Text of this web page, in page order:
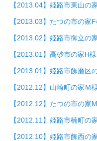
【2013.04】姫路市東山の
【2013.03】たつの市の家
【2013.02】姫路市御立の
【2013.01】高砂市の家H
【2013.01】姫路市飾磨区
【2012.12】山崎町の家Ｍ
【2012.12】たつの市の家
【2012.11】姫路市楠町の
【2012.10】姫路市飾西の